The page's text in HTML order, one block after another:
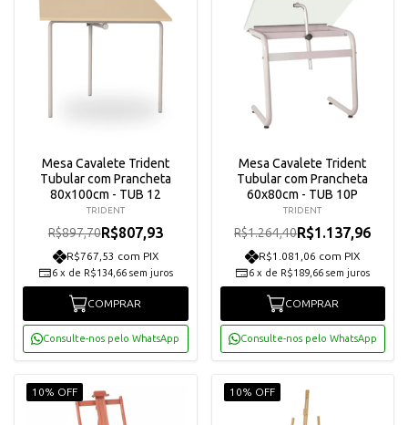
Mesa Cavalete Trident
Tubular com Prancheta
80x100cm - TUB 12
TRIDENT
R$897,70R$807,93
R$767,53 com PIX
6 x de R$134,66 sem juros
COMPRAR
Consulte-nos pelo WhatsApp
Mesa Cavalete Trident
Tubular com Prancheta
60x80cm - TUB 10P
TRIDENT
R$1.264,40R$1.137,96
R$1.081,06 com PIX
6 x de R$189,66 sem juros
COMPRAR
Consulte-nos pelo WhatsApp
10% OFF 10% OFF